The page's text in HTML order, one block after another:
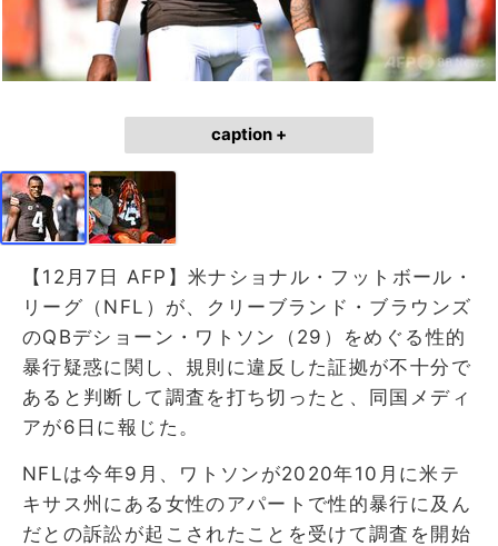
caption +
【12月7日 AFP】米ナショナル・フットボール・
リーグ（NFL）が、クリーブランド・ブラウンズ
のQBデショーン・ワトソン（29）をめぐる性的
暴行疑惑に関し、規則に違反した証拠が不十分で
あると判断して調査を打ち切ったと、同国メディ
アが6日に報じた。
NFLは今年9月、ワトソンが2020年10月に米テ
キサス州にある女性のアパートで性的暴行に及ん
だとの訴訟が起こされたことを受けて調査を開始